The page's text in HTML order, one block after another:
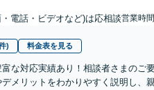
電話・ビデオなど)は応相談営業時
) 料金表を見る
な対応実績あり！相談者さまのご
メリットをわかりやすく説明し、